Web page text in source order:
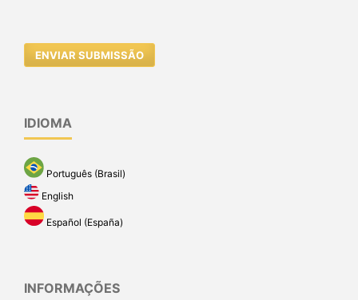
ENVIAR SUBMISSÃO
IDIOMA
Português (Brasil)
English
Español (España)
INFORMAÇÕES